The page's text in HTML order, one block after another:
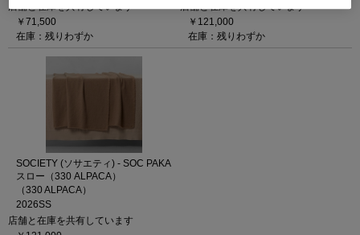
店舗と在庫を共有しています
￥71,500
在庫：残りわずか
店舗と在庫を共有しています
￥121,000
在庫：残りわずか
SOCIETY (ソサエティ) - SOC PAKA
スロー（330 ALPACA）
（330 ALPACA）
2026SS
店舗と在庫を共有しています